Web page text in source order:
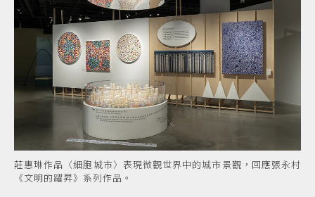
莊惠琳作品〈細胞城市〉表現微觀世界中的城市景觀，回應張永村
《文明的躍昇》系列作品。